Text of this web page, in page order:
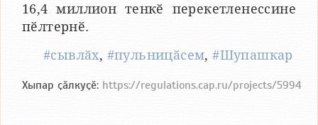
16,4 миллион тенкӗ перекетленессине
пӗлтернӗ.
#сывлӑх, #пульницӑсем,#Шупашкар
Хыпар ҫӑлкуҫӗ: https://regulations.cap.ru/projects/5994